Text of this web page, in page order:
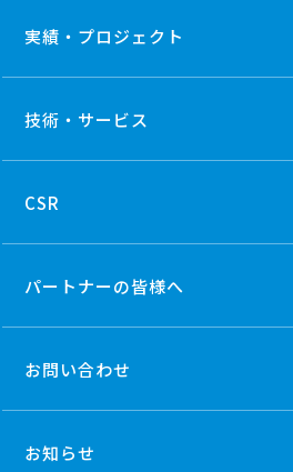
実績・プロジェクト
技術・ サービス
CSR
パートナーの皆様へ
お問い合わせ
お知らせ